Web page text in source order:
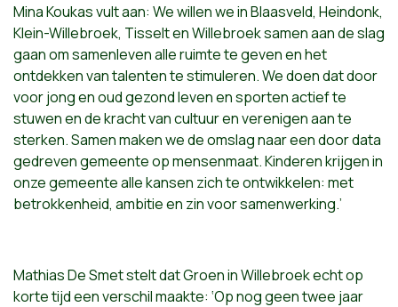
Mina Koukas vult aan: We willen we in Blaasveld, Heindonk,
Klein-Willebroek, Tisselt en Willebroek samen aan de slag
gaan om samenleven alle ruimte te geven en het
ontdekken van talenten te stimuleren. We doen dat door
voor jong en oud gezond leven en sporten actief te
stuwen en de kracht van cultuur en verenigen aan te
sterken. Samen maken we de omslag naar een door data
gedreven gemeente op mensenmaat. Kinderen krijgen in
onze gemeente alle kansen zich te ontwikkelen: met
betrokkenheid, ambitie en zin voor samenwerking.’
Mathias De Smet stelt dat Groen in Willebroek echt op
korte tijd een verschil maakte: ‘Op nog geen twee jaar